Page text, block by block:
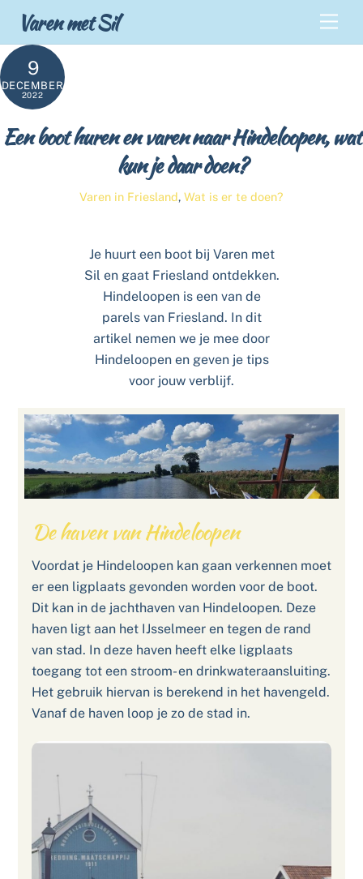
content
Varen met Sil
9
DECEMBER
2022
Een boot huren en varen naar Hindeloopen, wat
kun je daar doen?
Varen in Friesland, Wat is er te doen?
Je huurt een boot bij Varen met
Sil en gaat Friesland ontdekken.
Hindeloopen is een van de
parels van Friesland. In dit
artikel nemen we je mee door
Hindeloopen en geven je tips
voor jouw verblijf.
De haven van Hindeloopen
Voordat je Hindeloopen kan gaan verkennen moet
er een ligplaats gevonden worden voor de boot.
Dit kan in de jachthaven van Hindeloopen. Deze
haven ligt aan het IJsselmeer en tegen de rand
van stad. In deze haven heeft elke ligplaats
toegang tot een stroom- en drinkwateraansluiting.
Het gebruik hiervan is berekend in het havengeld.
Vanaf de haven loop je zo de stad in.